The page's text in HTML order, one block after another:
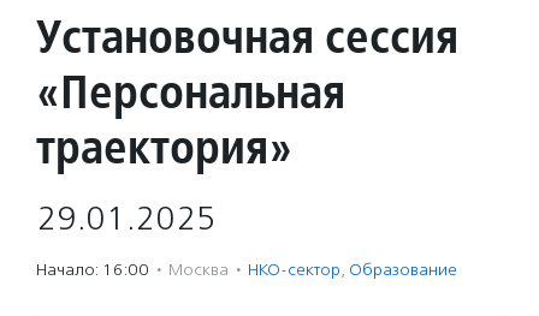
Установочная сессия
«Персональная
траектория»
29.01.2025
Начало: 16:00 · Москва · НКО-сектор, Образование